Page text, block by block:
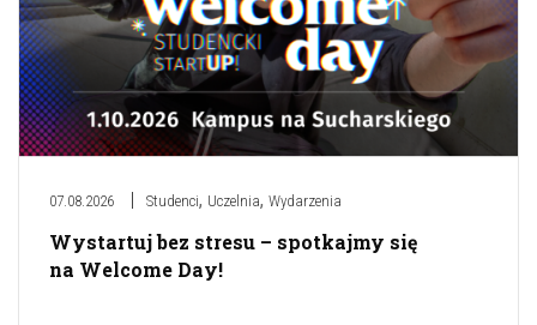
07.08.2026 Studenci, Uczelnia, Wydarzenia
Wystartuj bez stresu – spotkajmy się
na Welcome Day!